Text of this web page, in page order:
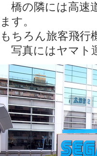
橋の隣には高速
ます。
もちろん旅客飛行
写真にはヤマト